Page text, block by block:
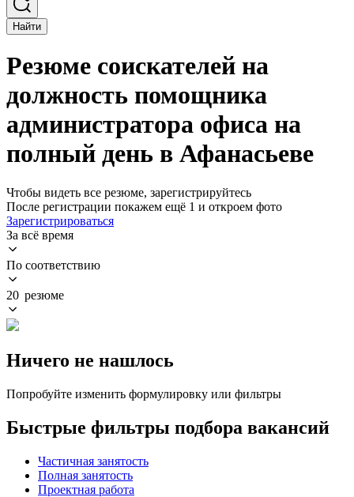
Найти
Резюме соискателей на
должность помощника
администратора офиса на
полный день в Афанасьеве
Чтобы видеть все резюме, зарегистрируйтесь
После регистрации покажем ещё 1 и откроем фото
Зарегистрироваться
За всё время
По соответствию
20 резюме
Ничего не нашлось
Попробуйте изменить формулировку или фильтры
Быстрые фильтры подбора вакансий
Частичная занятость
Полная занятость
Проектная работа